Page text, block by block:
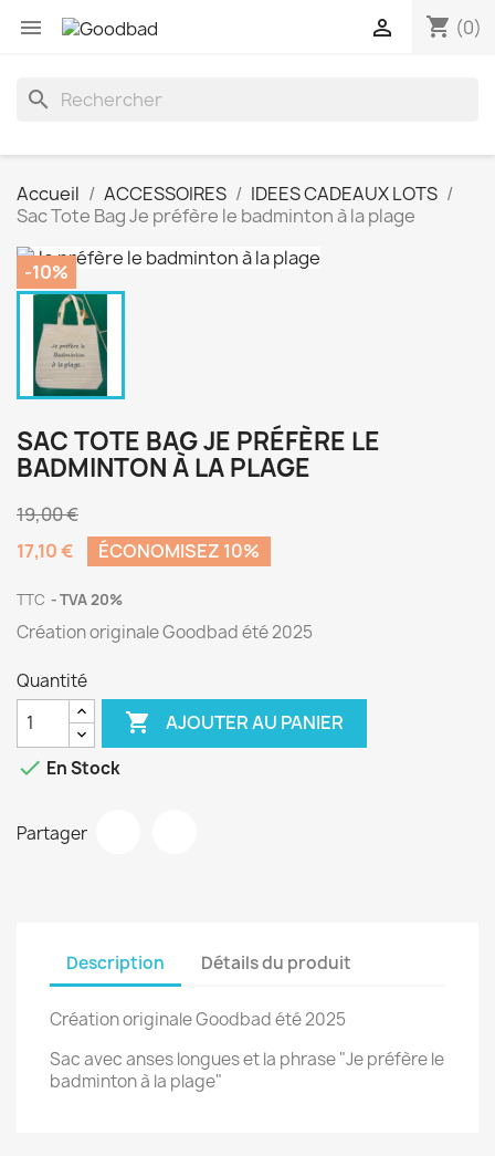
 shopping_cart (0)

search
Accueil ACCESSOIRES
IDEES CADEAUX LOTS
Sac Tote Bag Je préfère le badminton à la plage
-10%
SAC TOTE BAG JE PRÉFÈRE LE
BADMINTON À LA PLAGE
19,00 €
17,10 €
ÉCONOMISEZ 10%
TTC TVA 20%
Création originale Goodbad été 2025
Quantité
 AJOUTER AU PANIER
 En Stock
Partager
Description Détails du produit
Création originale Goodbad été 2025
Sac avec anses longues et la phrase "Je préfère le
badminton à la plage"